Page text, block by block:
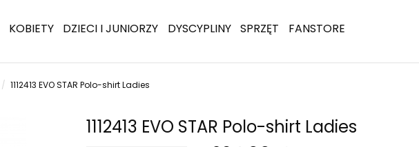
KOBIETY DZIECI I JUNIORZY DYSCYPLINY SPRZĘT
FANSTORE
1112413 EVO STAR Polo-shirt Ladies
1112413 EVO STAR Polo-shirt Ladies